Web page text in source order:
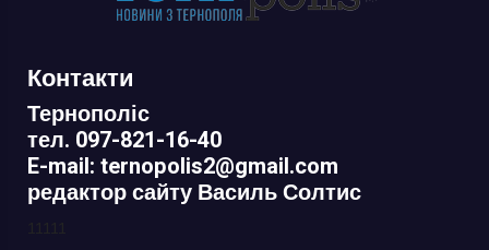
Контакти
Тернополіс
тел. 097-821-16-40
E-mail: ternopolis2@gmail.com
редактор сайту Василь Солтис